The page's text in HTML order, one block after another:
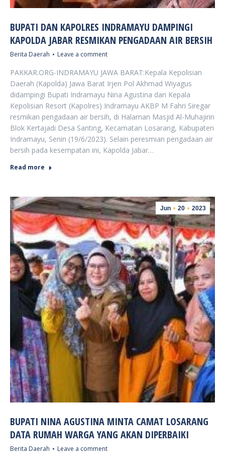
BUPATI DAN KAPOLRES INDRAMAYU DAMPINGI
KAPOLDA JABAR RESMIKAN PENGADAAN AIR BERSIH
Berita Daerah Leave a comment
PAKKAR.ORG-INDRAMAYU JAWA BARAT:Kepala Kepolisian
Daerah (Kapolda) Jawa Barat Irjen Pol Akhmad Wiyagus
didampingi Bupati Indramayu Nina Agustina dan Kepala
Kepolisian Resort (Kapolres) Indramayu AKBP M Fahri Siregar
resmikan pengadaan air bersih, di Halaman Masjid Al-Muhajirin
Blok Kertajadi Desa Santing, Kecamatan Losarang, Kabupaten
Indramayu, Senin (19/6/2023). Selain peresmian pengadaan air
bersih pada kesempatan ini, Kapolda Jabar…
Read more
Jun 20 2023
BUPATI NINA AGUSTINA MINTA CAMAT LOSARANG
DATA RUMAH WARGA YANG AKAN DIPERBAIKI
Berita Daerah Leave a comment